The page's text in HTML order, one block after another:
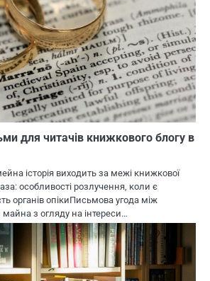
для читачів книжкового блогу в
історія виходить за межі книжкової
особливості розлучення, коли є
органів опікиПисьмова угода між
з огляду на інтереси…